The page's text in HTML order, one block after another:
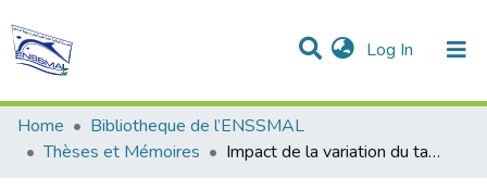
Log In (current)
Communities & Collections
Statistics
All of DSpace
Home
Bibliotheque de l’ENSSMAL
Thèses et Mémoires
Impact de la variation du taux de mortalité (Z) sur l’estimation de la biomasse exploitable de Sardina pilchardus (Walbaum, 1792) de la région Est de la côte Algérienne